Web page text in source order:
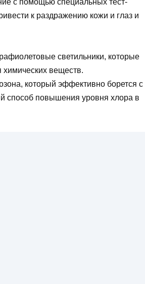
к раздражению кожи и глаз и
светильники, которые
химических веществ.
который эффективно борется с
способ повышения уровня хлора в